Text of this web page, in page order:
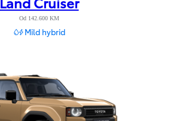
Od 142.600 KM
Mild hybrid